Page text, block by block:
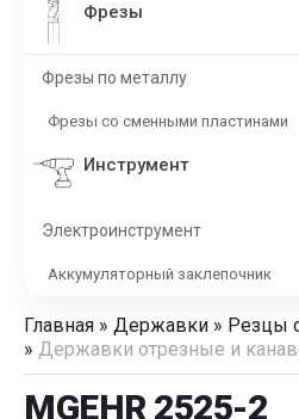
Фрезы
Фрезы по металлу
Фрезы со сменными пластинами
Инструмент
Электроинструмент
Аккумуляторный заклепочник
Главная » Державки » Резцы
» Державки отрезные и
MGEHR 2525-2